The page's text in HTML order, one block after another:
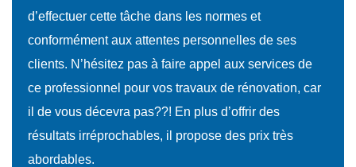
d’effectuer cette tâche dans les normes et
conformément aux attentes personnelles de ses
clients. N’hésitez pas à faire appel aux services de
ce professionnel pour vos travaux de rénovation, car
il de vous décevra pas??! En plus d’offrir des
résultats irréprochables, il propose des prix très
abordables.